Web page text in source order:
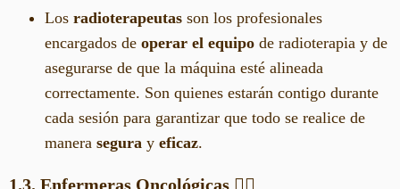
Los radioterapeutas son los profesionales
encargados de operar el equipo de radioterapia y de
asegurarse de que la máquina esté alineada
correctamente. Son quienes estarán contigo durante
cada sesión para garantizar que todo se realice de
manera segura y eficaz.
1.3. Enfermeras Oncológicas 🧑‍⚕️